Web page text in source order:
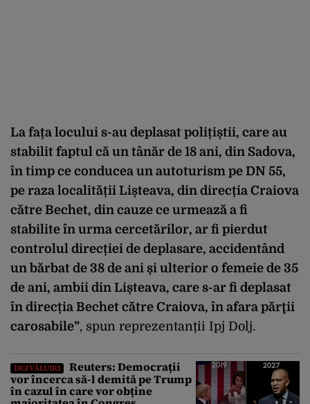
La fața locului s-au deplasat polițiștii, care au
stabilit faptul că un tânăr de 18 ani, din Sadova,
în timp ce conducea un autoturism pe DN 55,
pe raza localității Lișteava, din direcția Craiova
către Bechet, din cauze ce urmează a fi
stabilite în urma cercetărilor, ar fi pierdut
controlul direcției de deplasare, accidentând
un bărbat de 38 de ani și ulterior o femeie de 35
de ani, ambii din Lișteava, care s-ar fi deplasat
în direcția Bechet către Craiova, în afara părţii
carosabile”, spun reprezentanții Ipj Dolj.
DEZVĂLUIRI
Reuters: Democrații
vor încerca să-l demită pe Trump
în cazul în care vor obține